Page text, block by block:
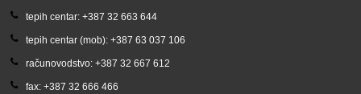
tepih centar: +387 32 663 644
tepih centar (mob): +387 63 037 106
računovodstvo: +387 32 667 612
fax: +387 32 666 466